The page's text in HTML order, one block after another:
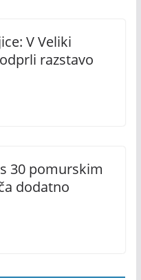
V Veliki
razstavo
30 pomurskim
dodatno